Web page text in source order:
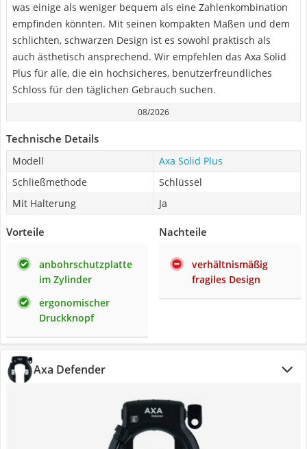
was einige als weniger bequem als eine Zahlenkombination
empfinden könnten. Mit seinen kompakten Maßen und dem
schlichten, schwarzen Design ist es sowohl praktisch als
auch ästhetisch ansprechend. Wir empfehlen das Axa Solid
Plus für alle, die ein hochsicheres, benutzerfreundliches
Schloss für den täglichen Gebrauch suchen.
08/2026
Technische Details
Modell
Axa Solid Plus
Schließmethode
Schlüssel
Mit Halterung
Ja
Vorteile
anbohrschutzplatte
im Zylinder
ergonomischer
Druckknopf
Nachteile
verhältnismäßig
fragiles Design
Axa Defender